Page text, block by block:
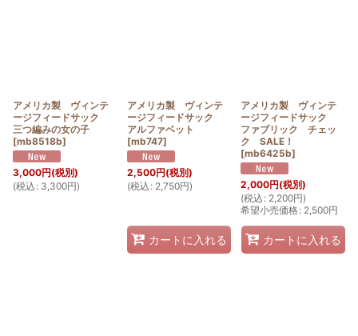
アメリカ製 ヴィンテ
ージフィードサック
三つ編みの女の子
[mb8518b]
3,000円(税別)
(税込 : 3,300円)
アメリカ製 ヴィンテ
ージフィードサック
アルファベット
[mb747]
2,500円(税別)
(税込 : 2,750円)
カートに入れる
アメリカ製 ヴィンテ
ージフィードサック
ファブリック チェッ
ク SALE！
[mb6425b]
2,000円(税別)
(税込 : 2,200円)
希望小売価格: 2,500円
カートに入れる